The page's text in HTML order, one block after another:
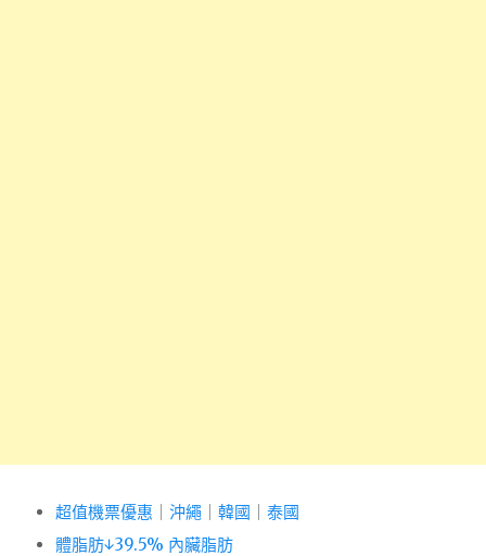
超值機票優惠 沖繩 韓國
泰國
體脂肪↓39.5% 內臟脂肪